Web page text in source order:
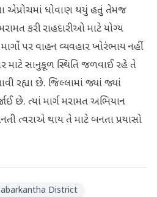
એપ્રોચમાં ધોવાણ થયું હતું તેમજ
કરી રાહદારીઓ માટે યોગ્ય
પર વાહન વ્યવહાર ખોરંભાય નહીં
માટે સાનુકૂળ સ્થિતિ જળવાઈ રહે તે
રહ્યા છે. જિલ્લામાં જ્યાં જ્યાં
છે. ત્યાં માર્ગ મરામત અભિયાન
ત્વરાએ થાય તે માટે બનતા પ્રયાસો
District